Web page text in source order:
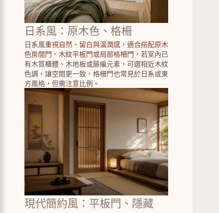
日系風：原木色、格柵
日系風重視自然、留白與溫潤感，適合搭配原木
色房間門、木紋平板門或局部格柵門 ，若室內已
有木質櫃體、木地板或藤編元素，可選相近木紋
色調，讓空間更一致，格柵門也常見於日系或東
方風格，但需注意比例。
現代簡約風：平板門、隱藏